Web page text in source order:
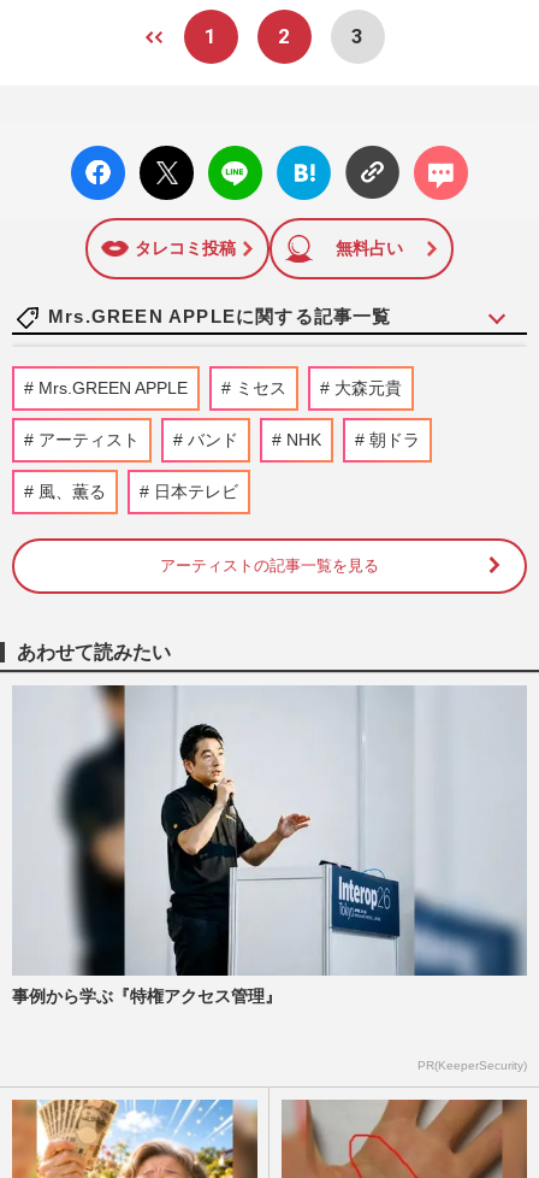
1 2 3
facebo
ok い
X ポス
ト
LINE
はてな
ブック
に追加
コメン
ト
タレコミ投稿 無料占い
Mrs.GREEN APPLEに関する記事一覧
Mrs. GREEN APPLE×ミスタードーナツコ
ラボ“限定ボックス”が転売「これ買う人も
すごい」と賛否、懸念され…
週刊女性PRIME
『Number_i』神宮寺勇太・平野紫耀・岸
優太が“海外進出”の夢実現も、チケット価
格が大幅変更！世界規模の…
週刊女性PRIME 2026/8/7
Mrs. GREEN APPLEファンのマナー違反
が賛否、映画『スパイダーマン』吹き替え
週刊女性PRIME
『Mrs. GREEN APPLE』、映画『スパイ
ダーマン』日本版主題歌に厳しい声《自我
出しすぎ》渋谷ジャックで期待…
週刊女性PRIME
Mrs. GREEN APPLE大森元貴、“天てれ憧
れ”からNHK大型特番の顔へ…「紅白」
「朝ドラ」を経てつかんだ初の…
Mrs.GREEN APPLE ミセス 大森元貴
アーティスト バンド NHK 朝ドラ
風、薫る 日本テレビ
アーティストの記事一覧を見る
あわせて読みたい
事例から学ぶ『特権アクセス管理』
PR(KeeperSecurity)